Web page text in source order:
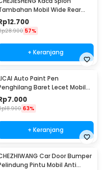
Mobil Wide Rear
Anti Blind Spot - SY-080
12.700
28.900 57%
+ Keranjang
Auto Paint Pen
Baret Lecet Mobil
Removal 12ml
7.000
18.900 63%
+ Keranjang
Car Door Bumper
Pintu Mobil Anti